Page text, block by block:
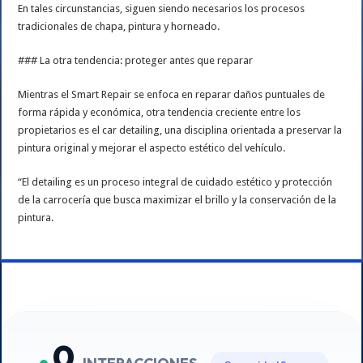
En tales circunstancias, siguen siendo necesarios los procesos
tradicionales de chapa, pintura y horneado.
### La otra tendencia: proteger antes que reparar
Mientras el Smart Repair se enfoca en reparar daños puntuales de
forma rápida y económica, otra tendencia creciente entre los
propietarios es el car detailing, una disciplina orientada a preservar la
pintura original y mejorar el aspecto estético del vehículo.
“El detailing es un proceso integral de cuidado estético y protección
de la carrocería que busca maximizar el brillo y la conservación de la
pintura.